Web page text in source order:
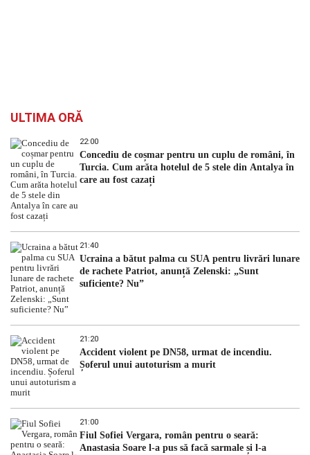
ULTIMA ORĂ
22:00
Concediu de coșmar pentru un cuplu de români, în
Turcia. Cum arăta hotelul de 5 stele din Antalya în
care au fost cazați
21:40
Ucraina a bătut palma cu SUA pentru livrări lunare
de rachete Patriot, anunță Zelenski: „Sunt
suficiente? Nu”
21:20
Accident violent pe DN58, urmat de incendiu.
Șoferul unui autoturism a murit
21:00
Fiul Sofiei Vergara, român pentru o seară:
Anastasia Soare l-a pus să facă sarmale și l-a